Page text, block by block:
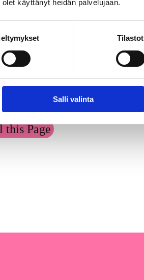
käyttänyt heidän palvelujaan.
Tilastot
Salli valinta
this Page